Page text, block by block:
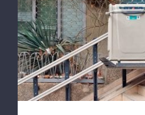
Türkiye’nin tek